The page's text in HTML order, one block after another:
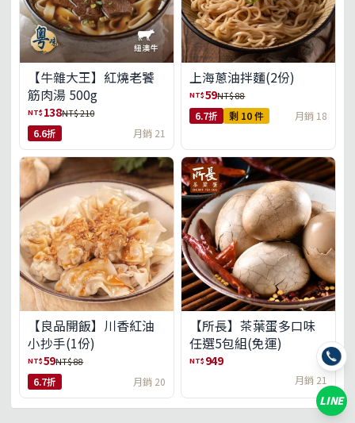
【牛雜大王】紅燒老饕
筋肉湯 500g
NT$ 138NT$ 210
6.6折 月銷 21
上海蔥油拌麵(2份)
NT$59NT$ 88
6.7折 剩 10 件 月銷 18
【良品開飯】川香紅油
小抄手(1份)
NT$59NT$ 88
6.7折 月銷 20
【所長】茶葉蛋多口味
任選5包組(免運)
NT$ 949
月銷 21
LINE